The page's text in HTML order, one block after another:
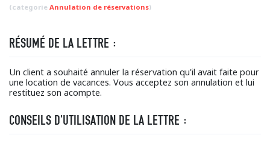
(categorie Annulation de réservations)
RÉSUMÉ DE LA LETTRE :
Un client a souhaité annuler la réservation qu'il avait faite pour
une location de vacances. Vous acceptez son annulation et lui
restituez son acompte.
CONSEILS D'UTILISATION DE LA LETTRE :